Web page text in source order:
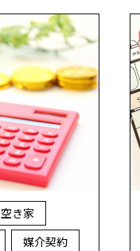
空き家
媒介契約